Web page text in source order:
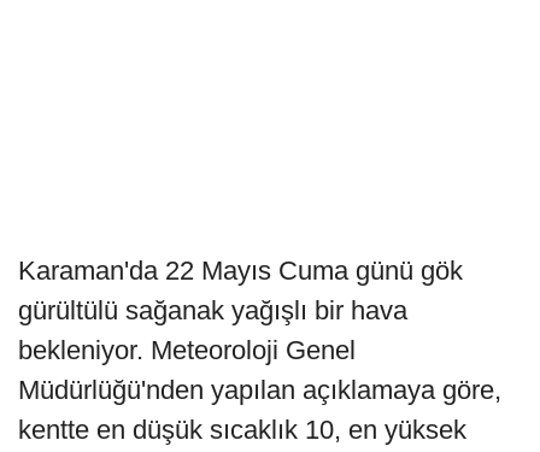
Karaman'da 22 Mayıs Cuma günü gök
gürültülü sağanak yağışlı bir hava
bekleniyor. Meteoroloji Genel
Müdürlüğü'nden yapılan açıklamaya göre,
kentte en düşük sıcaklık 10, en yüksek